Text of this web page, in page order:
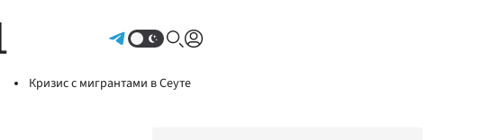
Кризис с мигрантами в Сеуте